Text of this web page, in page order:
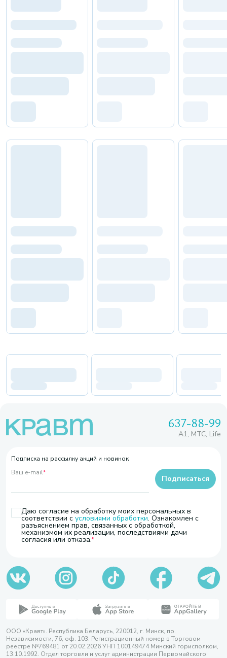
637-88-99
A1, МТС, Life
Подписка на рассылку акций и новинок
Ваш e-mail*
Даю согласие на обработку моих персональных в
соответствии с условиями обработки. Ознакомлен с
разъяснением прав, связанных с обработкой,
механизмом их реализации, последствиями дачи
согласия или отказа.
Подписаться
ООО «Кравт». Республика Беларусь, 220012, г. Минск, пр.
Независимости, 76, оф. 103. Регистрационный номер в Торговом
реестре №769481 от 20.02.2026 УНП 100149474 Минский горисполком,
13.10.1992. Отдел торговли и услуг администрации Первомайского